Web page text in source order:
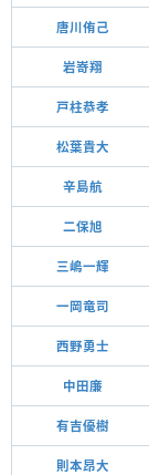
唐川侑己
岩嵜翔
戸柱恭孝
松葉貴大
辛島航
二保旭
三嶋一輝
一岡竜司
西野勇士
中田廉
有吉優樹
則本昂大